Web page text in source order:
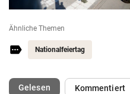
Ähnliche Themen
Nationalfeiertag
Gelesen(ausgewählt)Kommentiert